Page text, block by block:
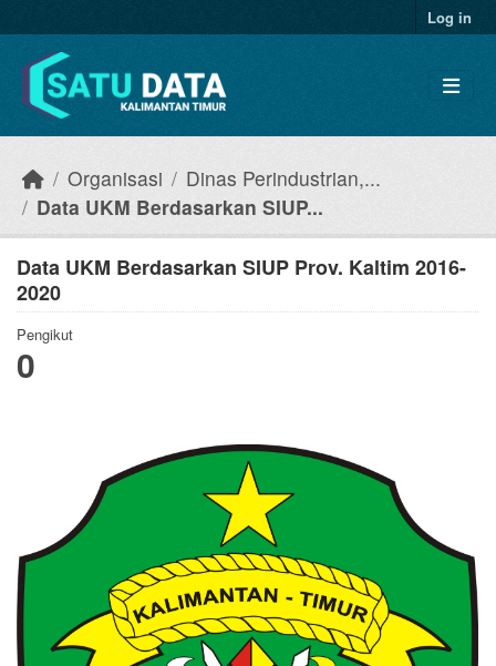
Log in
Organisasi
Dinas Perindustrian,...
Data UKM Berdasarkan SIUP...
Data UKM Berdasarkan SIUP Prov. Kaltim 2016-
2020
Pengikut
0